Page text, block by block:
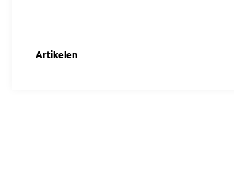
Artikelen